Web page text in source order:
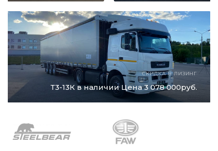
СКИДКА В ЛИЗИНГ
Т3-13К в наличии Цена 3 078 000руб.